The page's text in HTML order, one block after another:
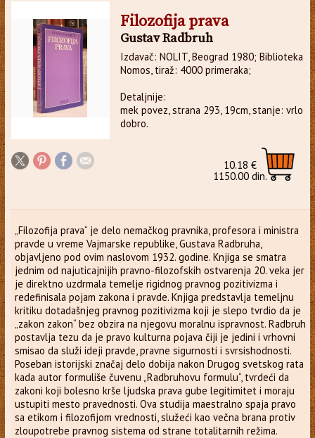
Filozofija prava
Gustav Radbruh
Izdavač: NOLIT, Beograd 1980; Biblioteka
Nomos, tiraž: 4000 primeraka;
Detaljnije:
mek povez, strana 293, 19cm, stanje: vrlo
dobro.
10.18 €
1150.00 din.
„Filozofija prava“ je delo nemačkog pravnika, profesora i ministra
pravde u vreme Vajmarske republike, Gustava Radbruha,
objavljeno pod ovim naslovom 1932. godine. Knjiga se smatra
jednim od najuticajnijih pravno-filozofskih ostvarenja 20. veka jer
je direktno uzdrmala temelje rigidnog pravnog pozitivizma i
redefinisala pojam zakona i pravde. Knjiga predstavlja temeljnu
kritiku dotadašnjeg pravnog pozitivizma koji je slepo tvrdio da je
„zakon zakon“ bez obzira na njegovu moralnu ispravnost. Radbruh
postavlja tezu da je pravo kulturna pojava čiji je jedini i vrhovni
smisao da služi ideji pravde, pravne sigurnosti i svrsishodnosti.
Poseban istorijski značaj delo dobija nakon Drugog svetskog rata
kada autor formuliše čuvenu „Radbruhovu formulu“, tvrdeći da
zakoni koji bolesno krše ljudska prava gube legitimitet i moraju
ustupiti mesto pravednosti. Ova studija maestralno spaja pravo
sa etikom i filozofijom vrednosti, služeći kao večna brana protiv
zloupotrebe pravnog sistema od strane totalitarnih režima.